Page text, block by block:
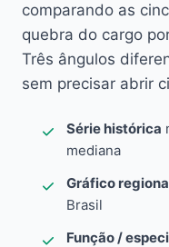
comparando as
quebra do cargo
Três ângulos
sem precisar abrir
Série histórica
mediana
Gráfico
Brasil
Função /